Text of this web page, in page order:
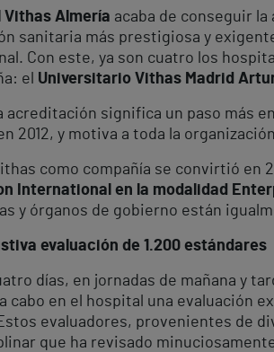
Vithas Almería acaba de conseguir
sanitaria más prestigiosa y
Con este, ya son cuatro los
el Universitario Vithas Madrid
acreditación significa un paso más
2012, y motiva a toda la
como compañía se convirtió en
International en la modalidad
y órganos de gobierno están
evaluación de 1.200 estándares
días, en jornadas de mañana y
cabo en el hospital una evaluación
evaluadores, provenientes de
que ha revisado